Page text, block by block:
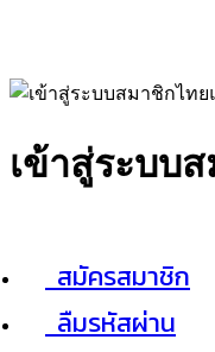
เข้าสู่ระบบ
สมัครสมาชิก
ลืมรหัสผ่าน